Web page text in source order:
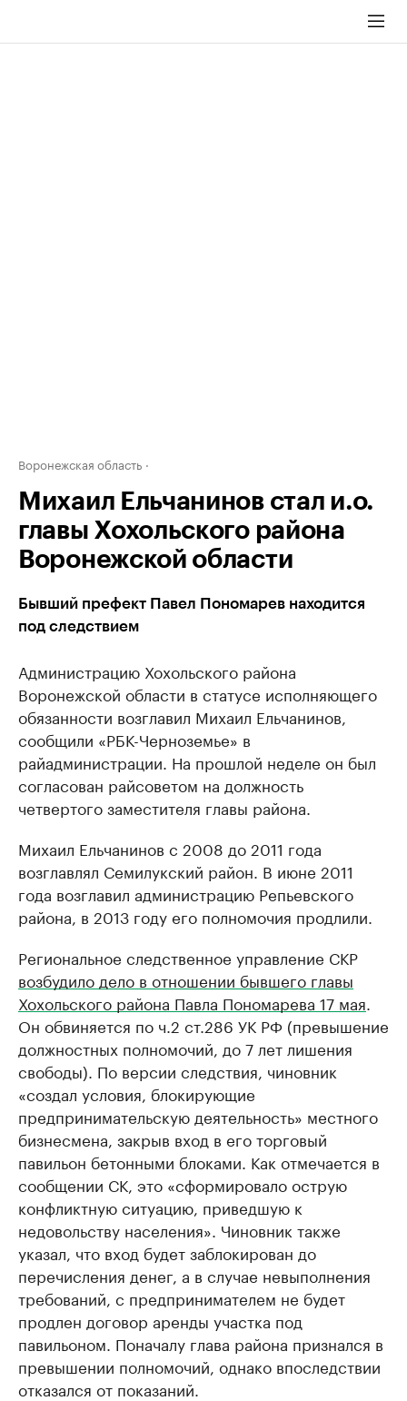
Воронежская область
Михаил Ельчанинов стал и.о.
главы Хохольского района
Воронежской области
Бывший префект Павел Пономарев находится
под следствием
Администрацию Хохольского района
Воронежской области в статусе исполняющего
обязанности возглавил Михаил Ельчанинов,
сообщили «РБК-Черноземье» в
райадминистрации. На прошлой неделе он был
согласован райсоветом на должность
четвертого заместителя главы района.
Михаил Ельчанинов с 2008 до 2011 года
возглавлял Семилукский район. В июне 2011
года возглавил администрацию Репьевского
района, в 2013 году его полномочия продлили.
Региональное следственное управление СКР
возбудило дело в отношении бывшего главы
Хохольского района Павла Пономарева 17 мая
Он обвиняется по ч.2 ст.286 УК РФ (превышение
должностных полномочий, до 7 лет лишения
свободы). По версии следствия, чиновник
«создал условия, блокирующие
предпринимательскую деятельность» местного
бизнесмена, закрыв вход в его торговый
павильон бетонными блоками. Как отмечается в
сообщении СК, это «сформировало острую
конфликтную ситуацию, приведшую к
недовольству населения». Чиновник также
указал, что вход будет заблокирован до
перечисления денег, а в случае невыполнения
требований, с предпринимателем не будет
продлен договор аренды участка под
павильоном. Поначалу глава района признался в
превышении полномочий, однако впоследствии
отказался от показаний.